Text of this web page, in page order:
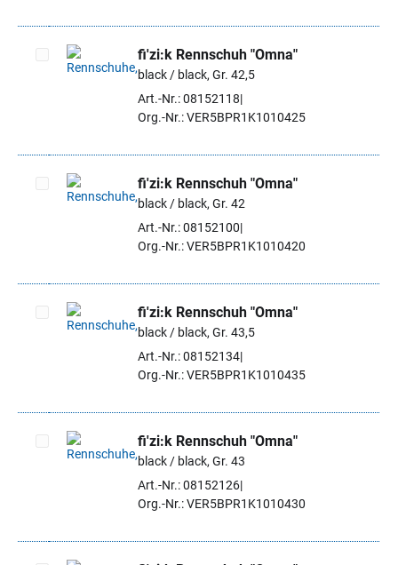
Artikel auswählen
fi'zi:k Rennschuh "Omna"
black / black, Gr. 42,5
Art.-Nr.: 08152118
Org.-Nr.: VER5BPR1K1010425
Artikel auswählen
fi'zi:k Rennschuh "Omna"
black / black, Gr. 42
Art.-Nr.: 08152100
Org.-Nr.: VER5BPR1K1010420
Artikel auswählen
fi'zi:k Rennschuh "Omna"
black / black, Gr. 43,5
Art.-Nr.: 08152134
Org.-Nr.: VER5BPR1K1010435
Artikel auswählen
fi'zi:k Rennschuh "Omna"
black / black, Gr. 43
Art.-Nr.: 08152126
Org.-Nr.: VER5BPR1K1010430